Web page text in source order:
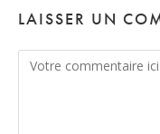
LAISSER UN
Comment